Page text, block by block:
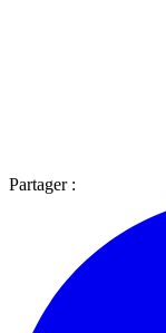
Partager :